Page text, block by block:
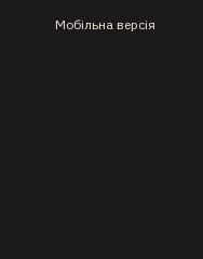
Мобільна версія